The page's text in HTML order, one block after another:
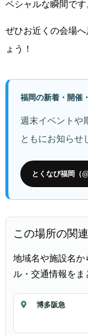
ペシャルな瞬間です
ぜひお近くの会場
ょう！
福岡の新着・開催
週末イベントや
ともにお知らせ
とくなび福岡（
この場所の関
地域名や施設名
ル・交通情報をま
博多阪急